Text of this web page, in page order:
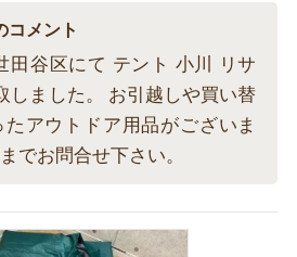
コメント
田谷区にて テント 小川 リサ
しました。 お引越しや買い替
たアウトドア用品がございま
でお問合せ下さい。